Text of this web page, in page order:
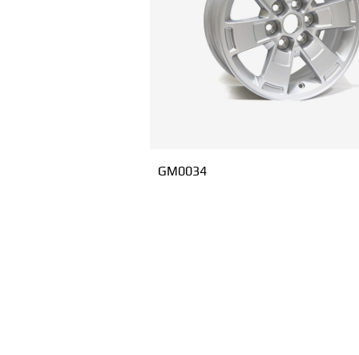
GM0034